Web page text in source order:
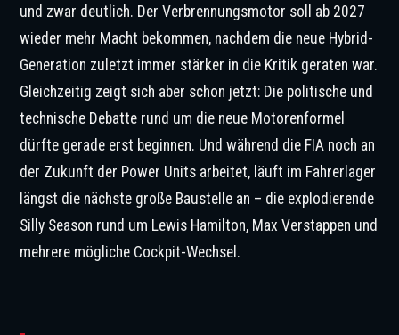
und zwar deutlich. Der Verbrennungsmotor soll ab 2027
wieder mehr Macht bekommen, nachdem die neue Hybrid-
Generation zuletzt immer stärker in die Kritik geraten war.
Gleichzeitig zeigt sich aber schon jetzt: Die politische und
technische Debatte rund um die neue Motorenformel
dürfte gerade erst beginnen. Und während die FIA noch an
der Zukunft der Power Units arbeitet, läuft im Fahrerlager
längst die nächste große Baustelle an – die explodierende
Silly Season rund um Lewis Hamilton, Max Verstappen und
mehrere mögliche Cockpit-Wechsel.